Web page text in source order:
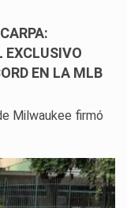
EXCLUSIVO
EN LA MLB
Milwaukee firmó